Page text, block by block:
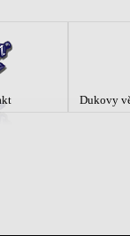
Dukovy